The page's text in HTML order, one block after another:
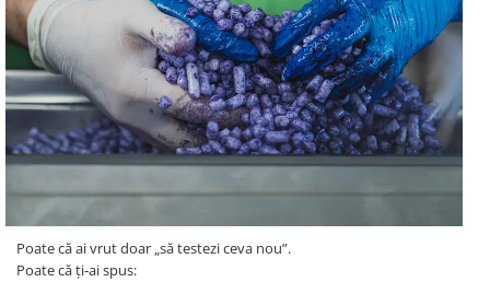
Poate că ai vrut doar „să testezi ceva nou”.
Poate că ți-ai spus: